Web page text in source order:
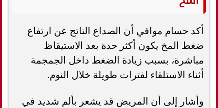
أكد حسام موافي أن الصداع الناتج عن ارتفاع
ضغط المخ يكون أكثر حدة بعد الاستيقاظ
مباشرة، بسبب زيادة الضغط داخل الجمجمة
أثناء الاستلقاء لفترات طويلة خلال النوم.
وأشار إلى أن المريض قد يشعر بألم شديد في